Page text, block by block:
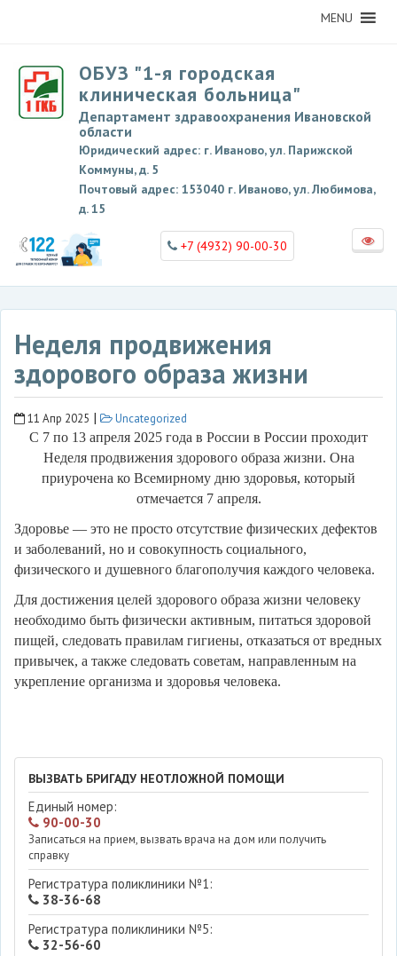
MENU
ОБУЗ "1-я городская
клиническая больница"
Департамент здравоохранения Ивановской
области
Юридический адрес: г. Иваново, ул. Парижской
Коммуны, д. 5
Почтовый адрес: 153040 г. Иваново, ул. Любимова,
д. 15
+7 (4932) 90-00-30
Неделя продвижения
здорового образа жизни
11 Апр 2025 |
Uncategorized
С 7 по 13 апреля 2025 года в России в России проходит
Неделя продвижения здорового образа жизни. Она
приурочена ко Всемирному дню здоровья, который
отмечается 7 апреля.
Здоровье — это не просто отсутствие физических дефектов
и заболеваний, но и совокупность социального,
физического и душевного благополучия каждого человека.
Для достижения целей здорового образа жизни человеку
необходимо быть физически активным, питаться здоровой
пищей, следовать правилам гигиены, отказаться от вредных
привычек, а также следовать советам, направленным на
укрепление организма и здоровья человека.
ВЫЗВАТЬ БРИГАДУ НЕОТЛОЖНОЙ ПОМОЩИ
Единый номер:
90-00-30
Записаться на прием, вызвать врача на дом или получить
справку
Регистратура поликлиники №1:
38-36-68
Регистратура поликлиники №5:
32-56-60